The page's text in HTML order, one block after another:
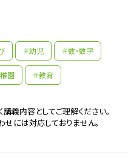
＃幼児 ＃数・数字
園 ＃教育
義内容としてご理解ください。
には対応しておりません。